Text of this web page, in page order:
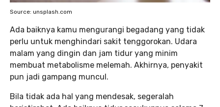
Source: unsplash.com
Ada baiknya kamu mengurangi begadang yang tidak
perlu untuk menghindari sakit tenggorokan. Udara
malam yang dingin dan jam tidur yang minim
membuat metabolisme melemah. Akhirnya, penyakit
pun jadi gampang muncul.
Bila tidak ada hal yang mendesak, segeralah